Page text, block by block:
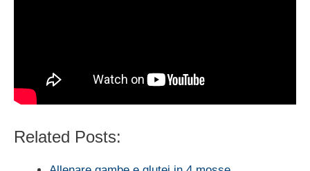
Related Posts: